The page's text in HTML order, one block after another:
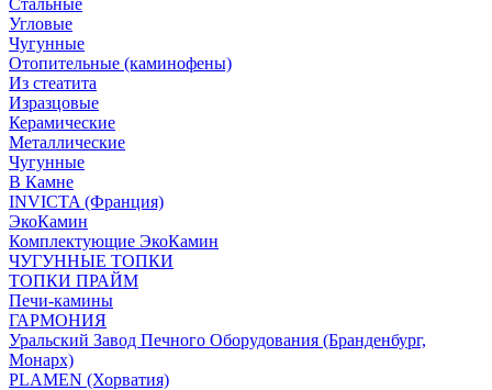
Стальные
Угловые
Чугунные
Отопительные (каминофены)
Из стеатита
Изразцовые
Керамические
Металлические
Чугунные
В Камне
INVICTA (Франция)
ЭкоКамин
Комплектующие ЭкоКамин
ЧУГУННЫЕ ТОПКИ
ТОПКИ ПРАЙМ
Печи-камины
ГАРМОНИЯ
Уральский Завод Печного Оборудования (Бранденбург,
Монарх)
PLAMEN (Хорватия)